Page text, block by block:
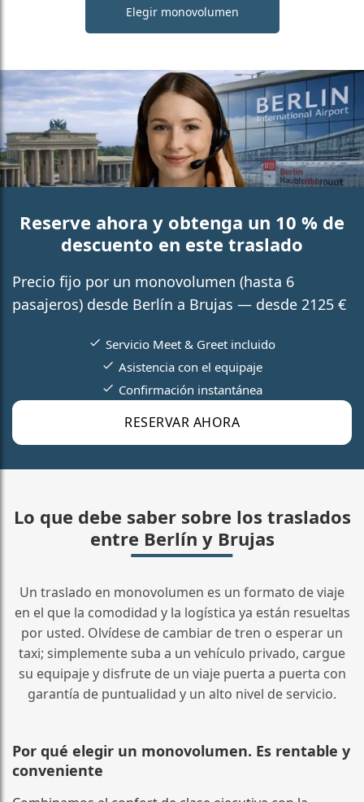
Elegir monovolumen
Reserve ahora y obtenga un 10 % de
descuento en este traslado
Precio fijo por un monovolumen (hasta 6
pasajeros) desde Berlín a Brujas — desde 2125 €
RESERVAR AHORA
Servicio Meet & Greet incluido
Asistencia con el equipaje
Confirmación instantánea
Lo que debe saber sobre los traslados
entre Berlín y Brujas
Un traslado en monovolumen es un formato de viaje
en el que la comodidad y la logística ya están resueltas
por usted. Olvídese de cambiar de tren o esperar un
taxi; simplemente suba a un vehículo privado, cargue
su equipaje y disfrute de un viaje puerta a puerta con
garantía de puntualidad y un alto nivel de servicio.
Por qué elegir un monovolumen. Es rentable y
conveniente